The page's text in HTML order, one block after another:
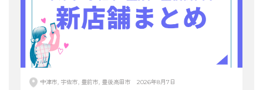
中津市, 宇佐市, 豊前市, 豊後高田市 2026年8月7日